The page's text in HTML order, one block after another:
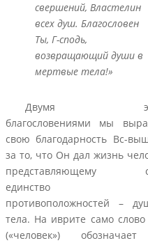
свершений, Властелин
всех душ. Благословен
Ты, Г-сподь,
возвращающий души в
мертвые тела!»
Двумя
благословениями мы
свою благодарность Вс-
за то, что Он дал жизнь
представляющему
единство
противоположностей –
тела. На иврите само
(«человек»)